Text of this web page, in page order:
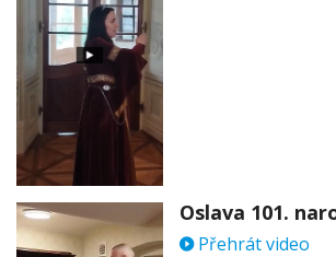
Přehrát video